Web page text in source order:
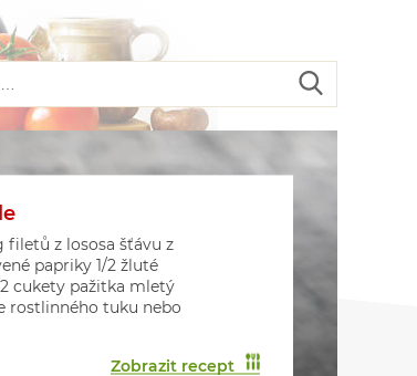
filetů z lososa šťávu z
papriky 1/2 žluté
cukety pažitka mletý
rostlinného tuku nebo
Zobrazit recept
s houbami